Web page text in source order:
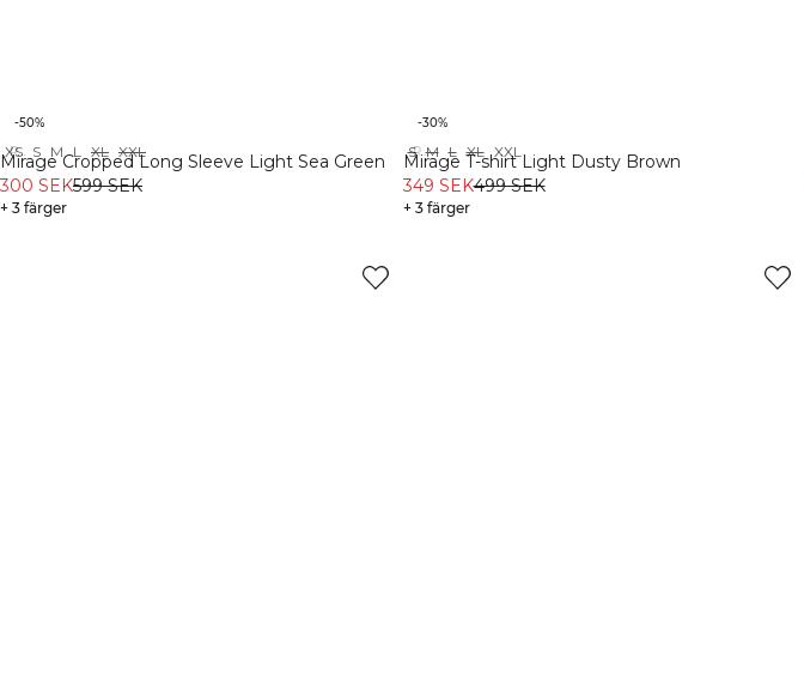
Recycled
-50%
XS S M L XL XXL
Mirage Cropped Long Sleeve Light Sea Green
300 SEK599 SEK
+ 3 färger
Recycled
-30%
S M L XL XXL
Mirage T-shirt Light Dusty Brown
349 SEK499 SEK
+ 3 färger